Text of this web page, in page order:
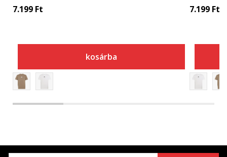
7.199 Ft
kosárba
7.199 Ft